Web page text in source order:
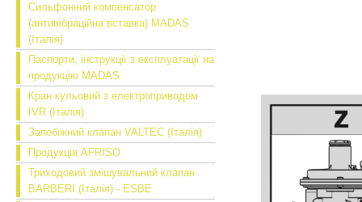
Сильфонний компенсатор
(антивібраційна вставка) MADAS
(Італія)
Паспорти, інструкції з експлуатації на
продукцію MADAS
Кран кульовий з електроприводом
IVR (Італія)
Запобіжний клапан VALTEC (Італія)
Продукція AFRISO
Триходовий змішувальний клапан
BARBERI (Італія) - ESBE